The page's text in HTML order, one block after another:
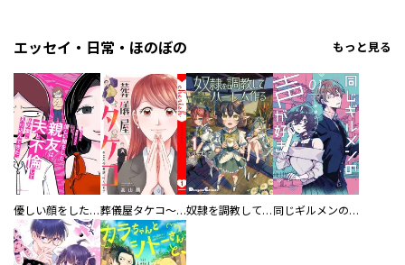
エッセイ・日常・ほのぼの もっと見る
優しい顔をした親友は、夫と不倫して私の家に入り込んできた。 葬儀屋タケコ～あなたの最期、叶えます【電子単行本版】 奴隷を調教してハーレム作る 同じギルメンの声が好き